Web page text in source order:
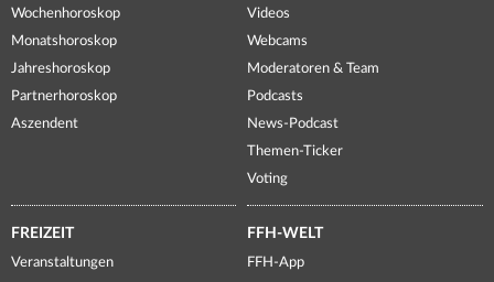
Wochenhoroskop
Monatshoroskop
Jahreshoroskop
Partnerhoroskop
Aszendent
Videos
Webcams
Moderatoren & Team
Podcasts
News-Podcast
Themen-Ticker
Voting
FREIZEIT
Veranstaltungen
FFH-WELT
FFH-App